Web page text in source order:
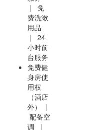
| 免
费洗漱
用品
| 24
小时前
台服务
免费健
身房使
用权
（酒店
外） |
配备空
调 |